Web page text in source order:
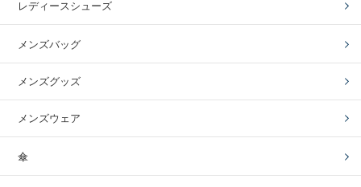
レディースシューズ
メンズバッグ
メンズグッズ
メンズウェア
傘